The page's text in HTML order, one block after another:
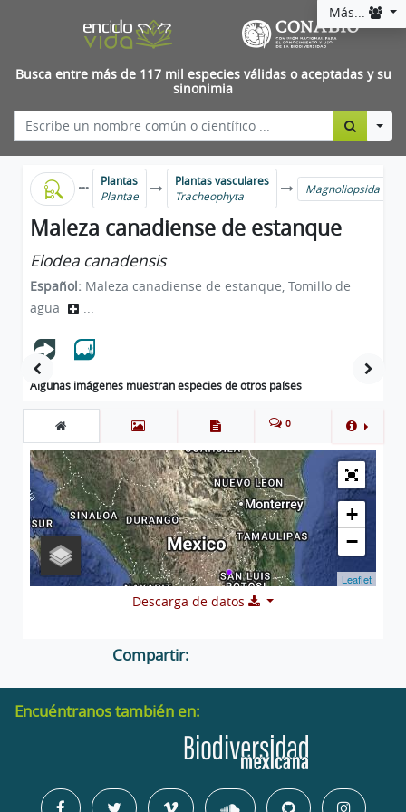
Más...
Busca entre más de 117 mil especies válidas o aceptadas y su
sinonimia
Plantas
Plantae
Plantas vasculares
Tracheophyta
Magnoliopsida
Maleza canadiense de estanque
Elodea canadensis
Español: Maleza canadiense de estanque, Tomillo de
agua
...
Algunas imágenes muestran especies de otros países
0
+
−
Leaflet
Descarga de datos
Compartir:
Encuéntranos también en: